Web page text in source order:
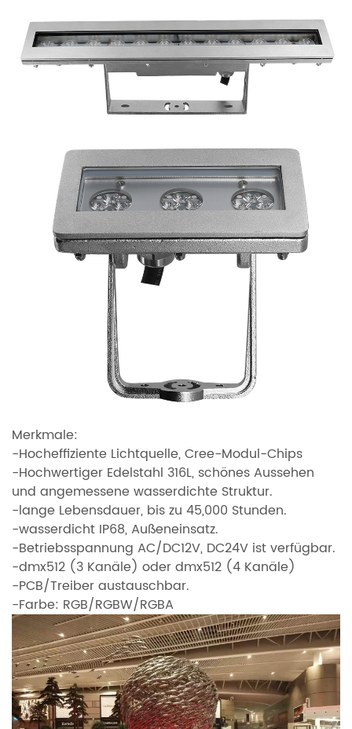
Merkmale:
-Hocheffiziente Lichtquelle, Cree-Modul-Chips
-Hochwertiger Edelstahl 316L, schönes Aussehen
und angemessene wasserdichte Struktur.
-lange Lebensdauer, bis zu 45,000 Stunden.
-wasserdicht IP68, Außeneinsatz.
-Betriebsspannung AC/DC12V, DC24V ist verfügbar.
-dmx512 (3 Kanäle) oder dmx512 (4 Kanäle)
-PCB/Treiber austauschbar.
-Farbe: RGB/RGBW/RGBA